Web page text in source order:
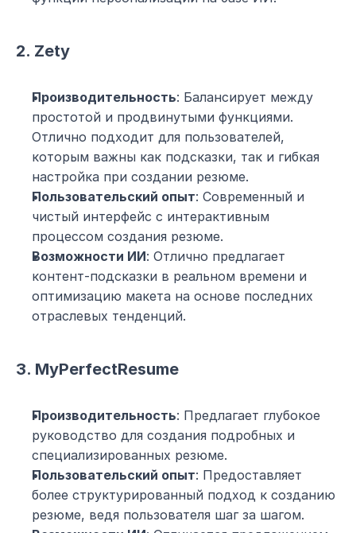
2. Zety
Производительность: Балансирует между
простотой и продвинутыми функциями.
Отлично подходит для пользователей,
которым важны как подсказки, так и гибкая
настройка при создании резюме.
Пользовательский опыт: Современный и
чистый интерфейс с интерактивным
процессом создания резюме.
Возможности ИИ: Отлично предлагает
контент-подсказки в реальном времени и
оптимизацию макета на основе последних
отраслевых тенденций.
3. MyPerfectResume
Производительность: Предлагает глубокое
руководство для создания подробных и
специализированных резюме.
Пользовательский опыт: Предоставляет
более структурированный подход к созданию
резюме, ведя пользователя шаг за шагом.